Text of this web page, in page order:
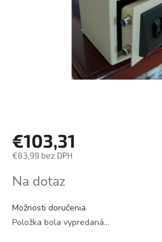
€103,31
€83,99 bez DPH
cena:
Na dotaz
Možnosti doručenia
Položka bola vypredaná…